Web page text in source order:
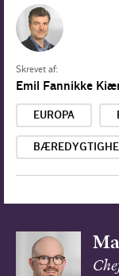
Skrevet af:
Emil Fannikke
EUROPA